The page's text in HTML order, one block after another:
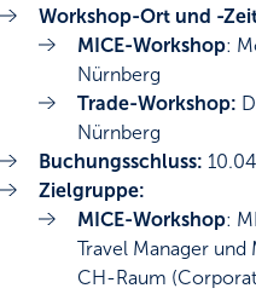
Workshop-Ort und -
MICE-Workshop:
Nürnberg
Trade-Workshop:
Nürnberg
Buchungsschluss:
Zielgruppe:
MICE-Workshop:
Travel Manager
CH-Raum